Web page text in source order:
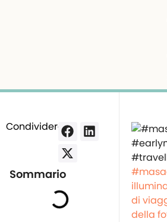
Condividere:
Sommario
di
della